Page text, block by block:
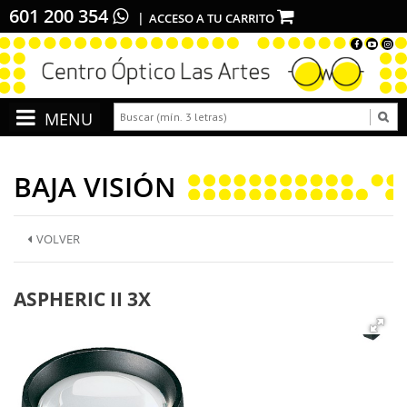
601 200 354 ACCESO A TU CARRITO
BAJA VISIÓN
VOLVER
ASPHERIC II 3X